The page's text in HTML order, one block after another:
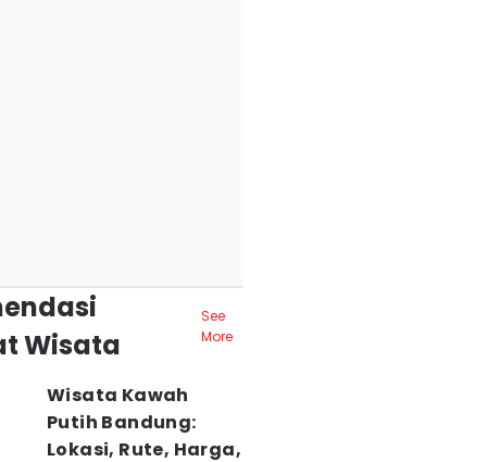
Wisata
See
More
Wisata Kawah
Putih Bandung:
Lokasi, Rute, Harga,